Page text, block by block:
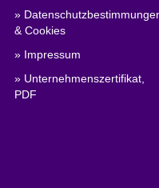
»
& Cookies
» Impressum
» Unternehmenszertifikat,
PDF